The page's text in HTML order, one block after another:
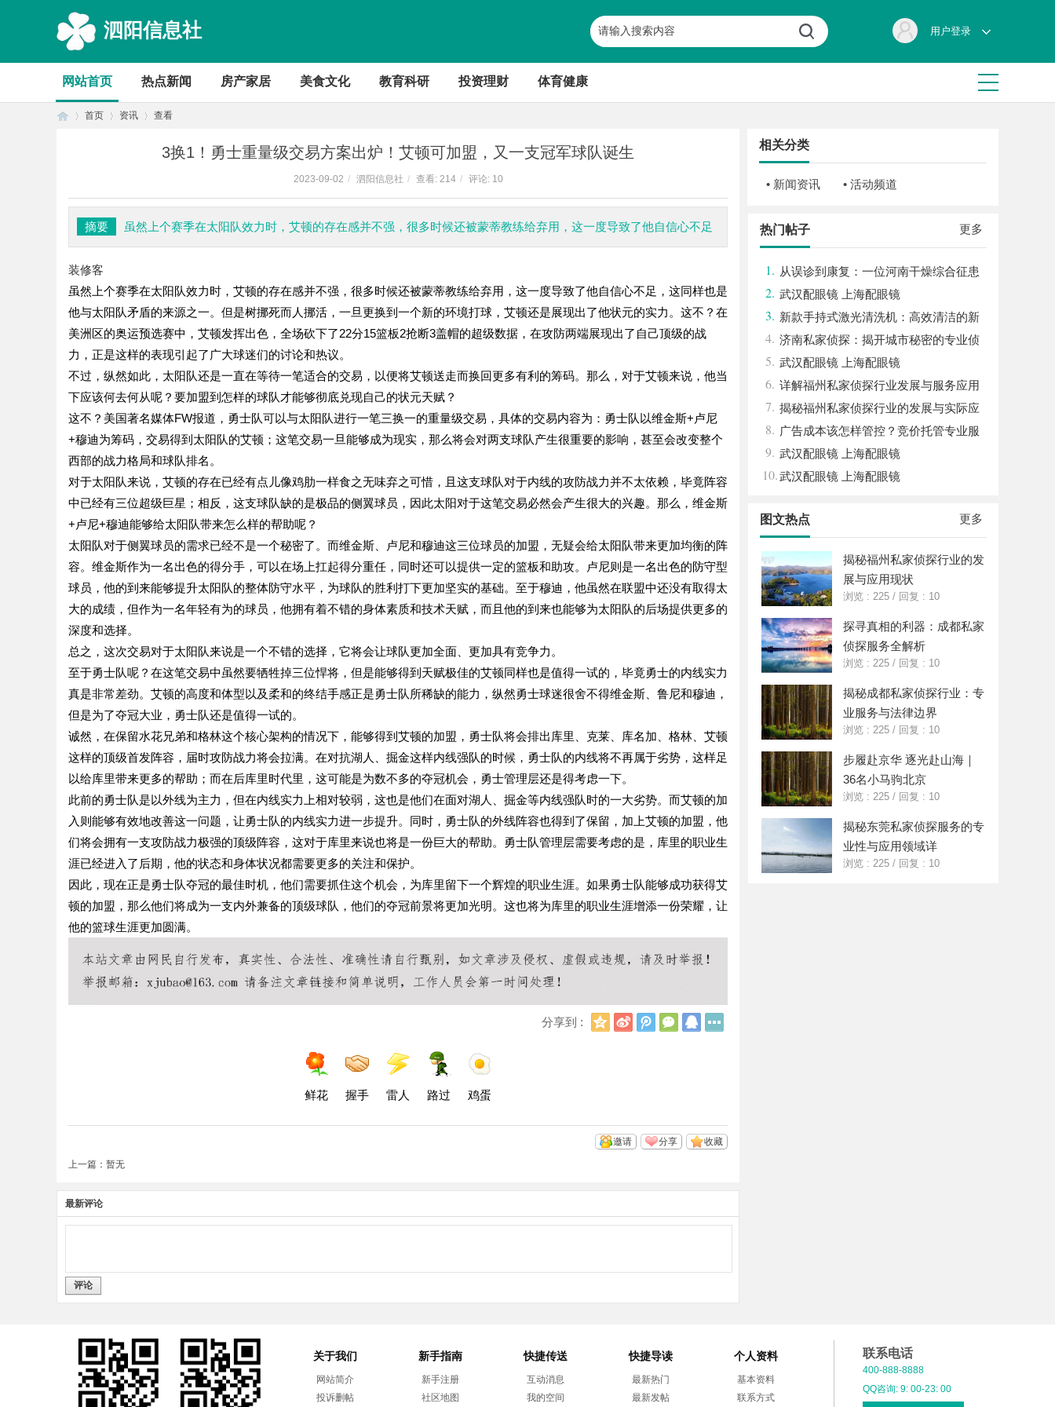
泗阳信息社 用户登录
网站首页 热点新闻 房产家居 美食文化 教育科研 投资理财 体育健康
首页 资讯 查看
3换1！勇士重量级交易方案出炉！艾顿可加盟，又一支冠军球队诞生
2023-09-02 / 泗阳信息社 / 查看: 214 / 评论: 10
摘要 虽然上个赛季在太阳队效力时，艾顿的存在感并不强，很多时候还被蒙蒂教练给弃用，这一度导致了他自信心不足
装修客
虽然上个赛季在太阳队效力时，艾顿的存在感并不强，很多时候还被蒙蒂教练给弃用，这一度导致了他自信心不足，这同样也是
他与太阳队矛盾的来源之一。但是树挪死而人挪活，一旦更换到一个新的环境打球，艾顿还是展现出了他状元的实力。这不？在
美洲区的奥运预选赛中，艾顿发挥出色，全场砍下了22分15篮板2抢断3盖帽的超级数据，在攻防两端展现出了自己顶级的战
力，正是这样的表现引起了广大球迷们的讨论和热议。
不过，纵然如此，太阳队还是一直在等待一笔适合的交易，以便将艾顿送走而换回更多有利的筹码。那么，对于艾顿来说，他当
下应该何去何从呢？要加盟到怎样的球队才能够彻底兑现自己的状元天赋？
这不？美国著名媒体FW报道，勇士队可以与太阳队进行一笔三换一的重量级交易，具体的交易内容为：勇士队以维金斯+卢尼
+穆迪为筹码，交易得到太阳队的艾顿；这笔交易一旦能够成为现实，那么将会对两支球队产生很重要的影响，甚至会改变整个
西部的战力格局和球队排名。
对于太阳队来说，艾顿的存在已经有点儿像鸡肋一样食之无味弃之可惜，且这支球队对于内线的攻防战力并不太依赖，毕竟阵容
中已经有三位超级巨星；相反，这支球队缺的是极品的侧翼球员，因此太阳对于这笔交易必然会产生很大的兴趣。那么，维金斯
+卢尼+穆迪能够给太阳队带来怎么样的帮助呢？
太阳队对于侧翼球员的需求已经不是一个秘密了。而维金斯、卢尼和穆迪这三位球员的加盟，无疑会给太阳队带来更加均衡的阵
容。维金斯作为一名出色的得分手，可以在场上扛起得分重任，同时还可以提供一定的篮板和助攻。卢尼则是一名出色的防守型
球员，他的到来能够提升太阳队的整体防守水平，为球队的胜利打下更加坚实的基础。至于穆迪，他虽然在联盟中还没有取得太
大的成绩，但作为一名年轻有为的球员，他拥有着不错的身体素质和技术天赋，而且他的到来也能够为太阳队的后场提供更多的
深度和选择。
总之，这次交易对于太阳队来说是一个不错的选择，它将会让球队更加全面、更加具有竞争力。
至于勇士队呢？在这笔交易中虽然要牺牲掉三位悍将，但是能够得到天赋极佳的艾顿同样也是值得一试的，毕竟勇士的内线实力
真是非常差劲。艾顿的高度和体型以及柔和的终结手感正是勇士队所稀缺的能力，纵然勇士球迷很舍不得维金斯、鲁尼和穆迪，
但是为了夺冠大业，勇士队还是值得一试的。
诚然，在保留水花兄弟和格林这个核心架构的情况下，能够得到艾顿的加盟，勇士队将会排出库里、克莱、库名加、格林、艾顿
这样的顶级首发阵容，届时攻防战力将会拉满。在对抗湖人、掘金这样内线强队的时候，勇士队的内线将不再属于劣势，这样足
以给库里带来更多的帮助；而在后库里时代里，这可能是为数不多的夺冠机会，勇士管理层还是得考虑一下。
此前的勇士队是以外线为主力，但在内线实力上相对较弱，这也是他们在面对湖人、掘金等内线强队时的一大劣势。而艾顿的加
入则能够有效地改善这一问题，让勇士队的内线实力进一步提升。同时，勇士队的外线阵容也得到了保留，加上艾顿的加盟，他
们将会拥有一支攻防战力极强的顶级阵容，这对于库里来说也将是一份巨大的帮助。勇士队管理层需要考虑的是，库里的职业生
涯已经进入了后期，他的状态和身体状况都需要更多的关注和保护。
因此，现在正是勇士队夺冠的最佳时机，他们需要抓住这个机会，为库里留下一个辉煌的职业生涯。如果勇士队能够成功获得艾
顿的加盟，那么他们将成为一支内外兼备的顶级球队，他们的夺冠前景将更加光明。这也将为库里的职业生涯增添一份荣耀，让
他的篮球生涯更加圆满。
分享到 :
Q
新
浪
腾
讯
微
信
Q
鲜花 握手 雷人 路过 鸡蛋
收藏
分享
邀请
上一篇：暂无
最新评论
评论
相关分类
• 新闻资讯 • 活动频道
更多
热门帖子
1. 从误诊到康复：一位河南干燥综合征患
者的艰辛求医路
2. 武汉配眼镜 上海配眼镜
3. 新款手持式激光清洗机：高效清洁的新
时代
4. 济南私家侦探：揭开城市秘密的专业侦
查服务
5. 武汉配眼镜 上海配眼镜
6. 详解福州私家侦探行业发展与服务应用
全方位指南
7. 揭秘福州私家侦探行业的发展与实际应
用全解析
8. 广告成本该怎样管控？竞价托管专业服
务商俐麸科技
9. 武汉配眼镜 上海配眼镜
10.武汉配眼镜 上海配眼镜
更多
图文热点
揭秘福州私家侦探行业的发
展与应用现状
浏览 : 225 / 回复 : 10
探寻真相的利器：成都私家
侦探服务全解析
浏览 : 225 / 回复 : 10
揭秘成都私家侦探行业：专
业服务与法律边界
浏览 : 225 / 回复 : 10
步履赴京华 逐光赴山海｜
36名小马驹北京
浏览 : 225 / 回复 : 10
揭秘东莞私家侦探服务的专
业性与应用领域详
浏览 : 225 / 回复 : 10
关于我们
网站简介
投诉删帖
新手指南
新手注册
社区地图
快捷传送
互动消息
我的空间
快捷导读
最新热门
最新发帖
个人资料
基本资料
联系方式
联系电话
400-888-8888
QQ咨询: 9: 00-23: 00